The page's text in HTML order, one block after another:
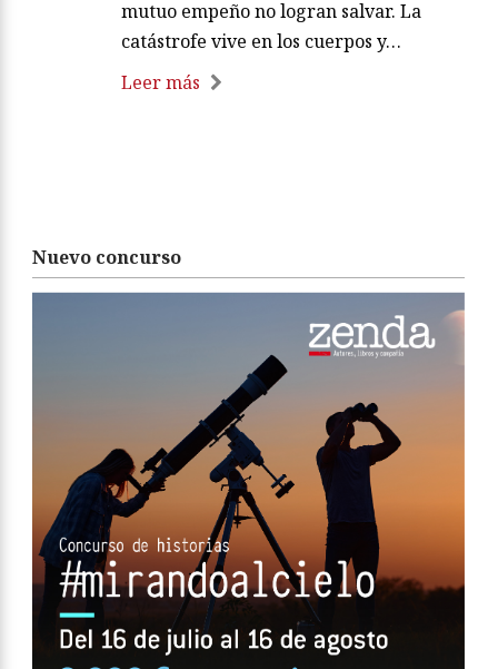
mutuo empeño no logran salvar. La
catástrofe vive en los cuerpos y…
Leer más
Nuevo concurso